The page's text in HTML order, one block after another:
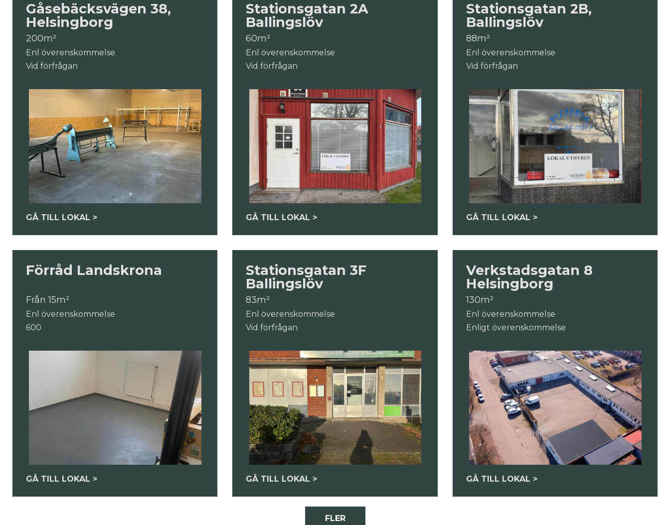
Gåsebäcksvägen 38,
Helsingborg
200m²
Enl överenskommelse
Vid förfrågan
GÅ TILL LOKAL >
Stationsgatan 2A
Ballingslöv
60m²
Enl överenskommelse
Vid förfrågan
GÅ TILL LOKAL >
Stationsgatan 2B,
Ballingslöv
88m²
Enl överenskommelse
Vid förfrågan
GÅ TILL LOKAL >
Förråd Landskrona
Från 15m²
Enl överenskommelse
600
GÅ TILL LOKAL >
Stationsgatan 3F
Ballingslöv
83m²
Enl överenskommelse
Vid förfrågan
GÅ TILL LOKAL >
Verkstadsgatan 8
Helsingborg
130m²
Enl överenskommelse
Enligt överenskommelse
GÅ TILL LOKAL >
FLER